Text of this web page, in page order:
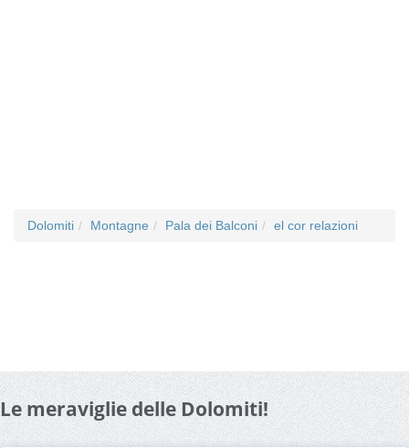
Dolomiti Montagne Pala dei Balconi el cor relazioni
Le meraviglie delle Dolomiti!